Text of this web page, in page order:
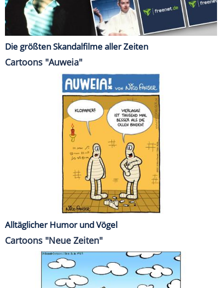
Die größten Skandalfilme aller Zeiten
Cartoons "Auweia"
Alltäglicher Humor und Vögel
Cartoons "Neue Zeiten"